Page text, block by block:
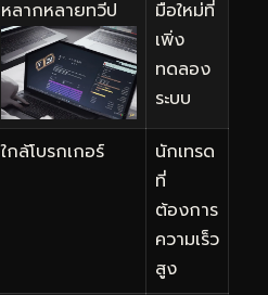
หลากหลายทวีป
มือใหม่ที่
เพิ่ง
ทดลอง
ระบบ
ใกล้โบรกเกอร์
นักเทรด
ที่
ต้องการ
ความเร็ว
สูง